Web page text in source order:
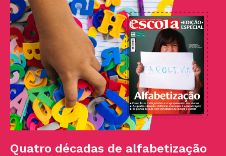
Quatro décadas de alfabetização